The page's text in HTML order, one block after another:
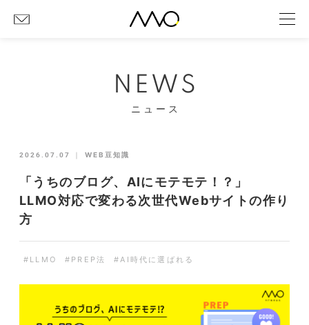
NEWS
ニュース
2026.07.07 ｜ WEB豆知識
「うちのブログ、AIにモテモテ！？」
LLMO対応で変わる次世代Webサイトの作り
方
#LLMO #PREP法 #AI時代に選ばれる